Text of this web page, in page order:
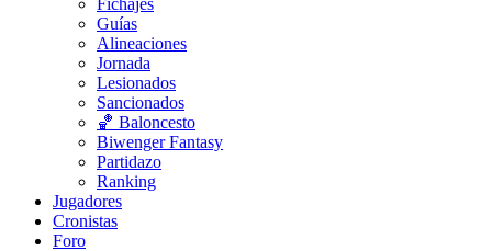
Fichajes
Guías
Alineaciones
Jornada
Lesionados
Sancionados
🏀 Baloncesto
Biwenger Fantasy
Partidazo
Ranking
Jugadores
Cronistas
Foro